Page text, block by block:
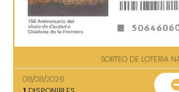
SORTEO DE LOTERIA
08/08/2026